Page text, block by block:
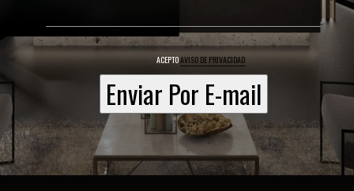
ACEPTOAVISO DE PRIVACIDAD